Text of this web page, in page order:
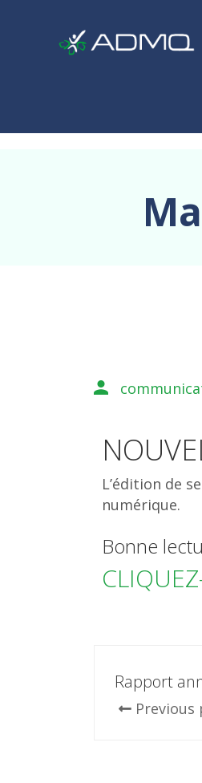
L’édition de
numérique.
Bonne
Rapport
Previous